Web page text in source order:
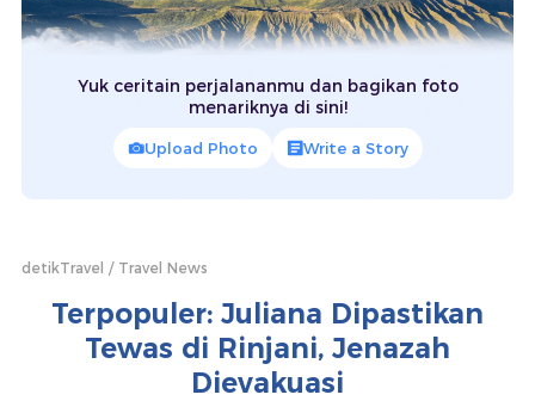
Yuk ceritain perjalananmu dan bagikan foto
menariknya di sini!
Upload Photo Write a Story
detikTravel Travel News
Terpopuler: Juliana Dipastikan
Tewas di Rinjani, Jenazah
Dievakuasi